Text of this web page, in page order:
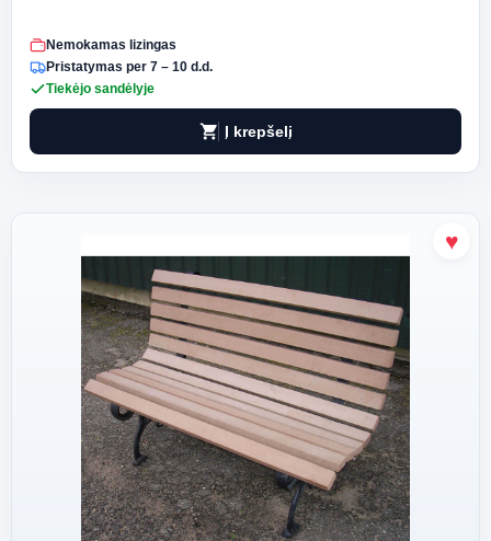
Nemokamas lizingas
Pristatymas per 7 – 10 d.d.
Tiekėjo sandėlyje
shopping_cart Į krepšelį